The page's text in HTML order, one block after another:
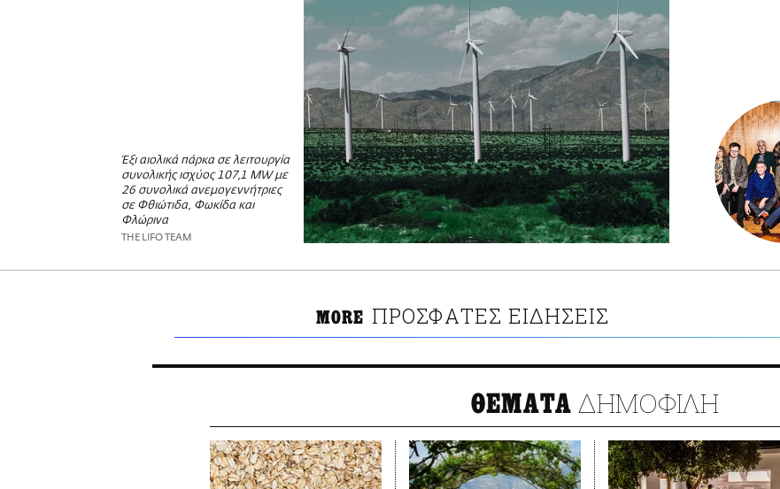
Έξι αιολικά πάρκα σε λειτουργία
συνολικής ισχύος 107,1 MW με
26 συνολικά ανεμογεννήτριες
σε Φθιώτιδα, Φωκίδα και
Φλώρινα
THE LIFO TEAM
MORE ΠΡΟΣΦΑΤΕΣ ΕΙΔΗΣΕΙΣ
ΘΕΜΑΤΑ ΔΗΜΟΦΙΛΗ